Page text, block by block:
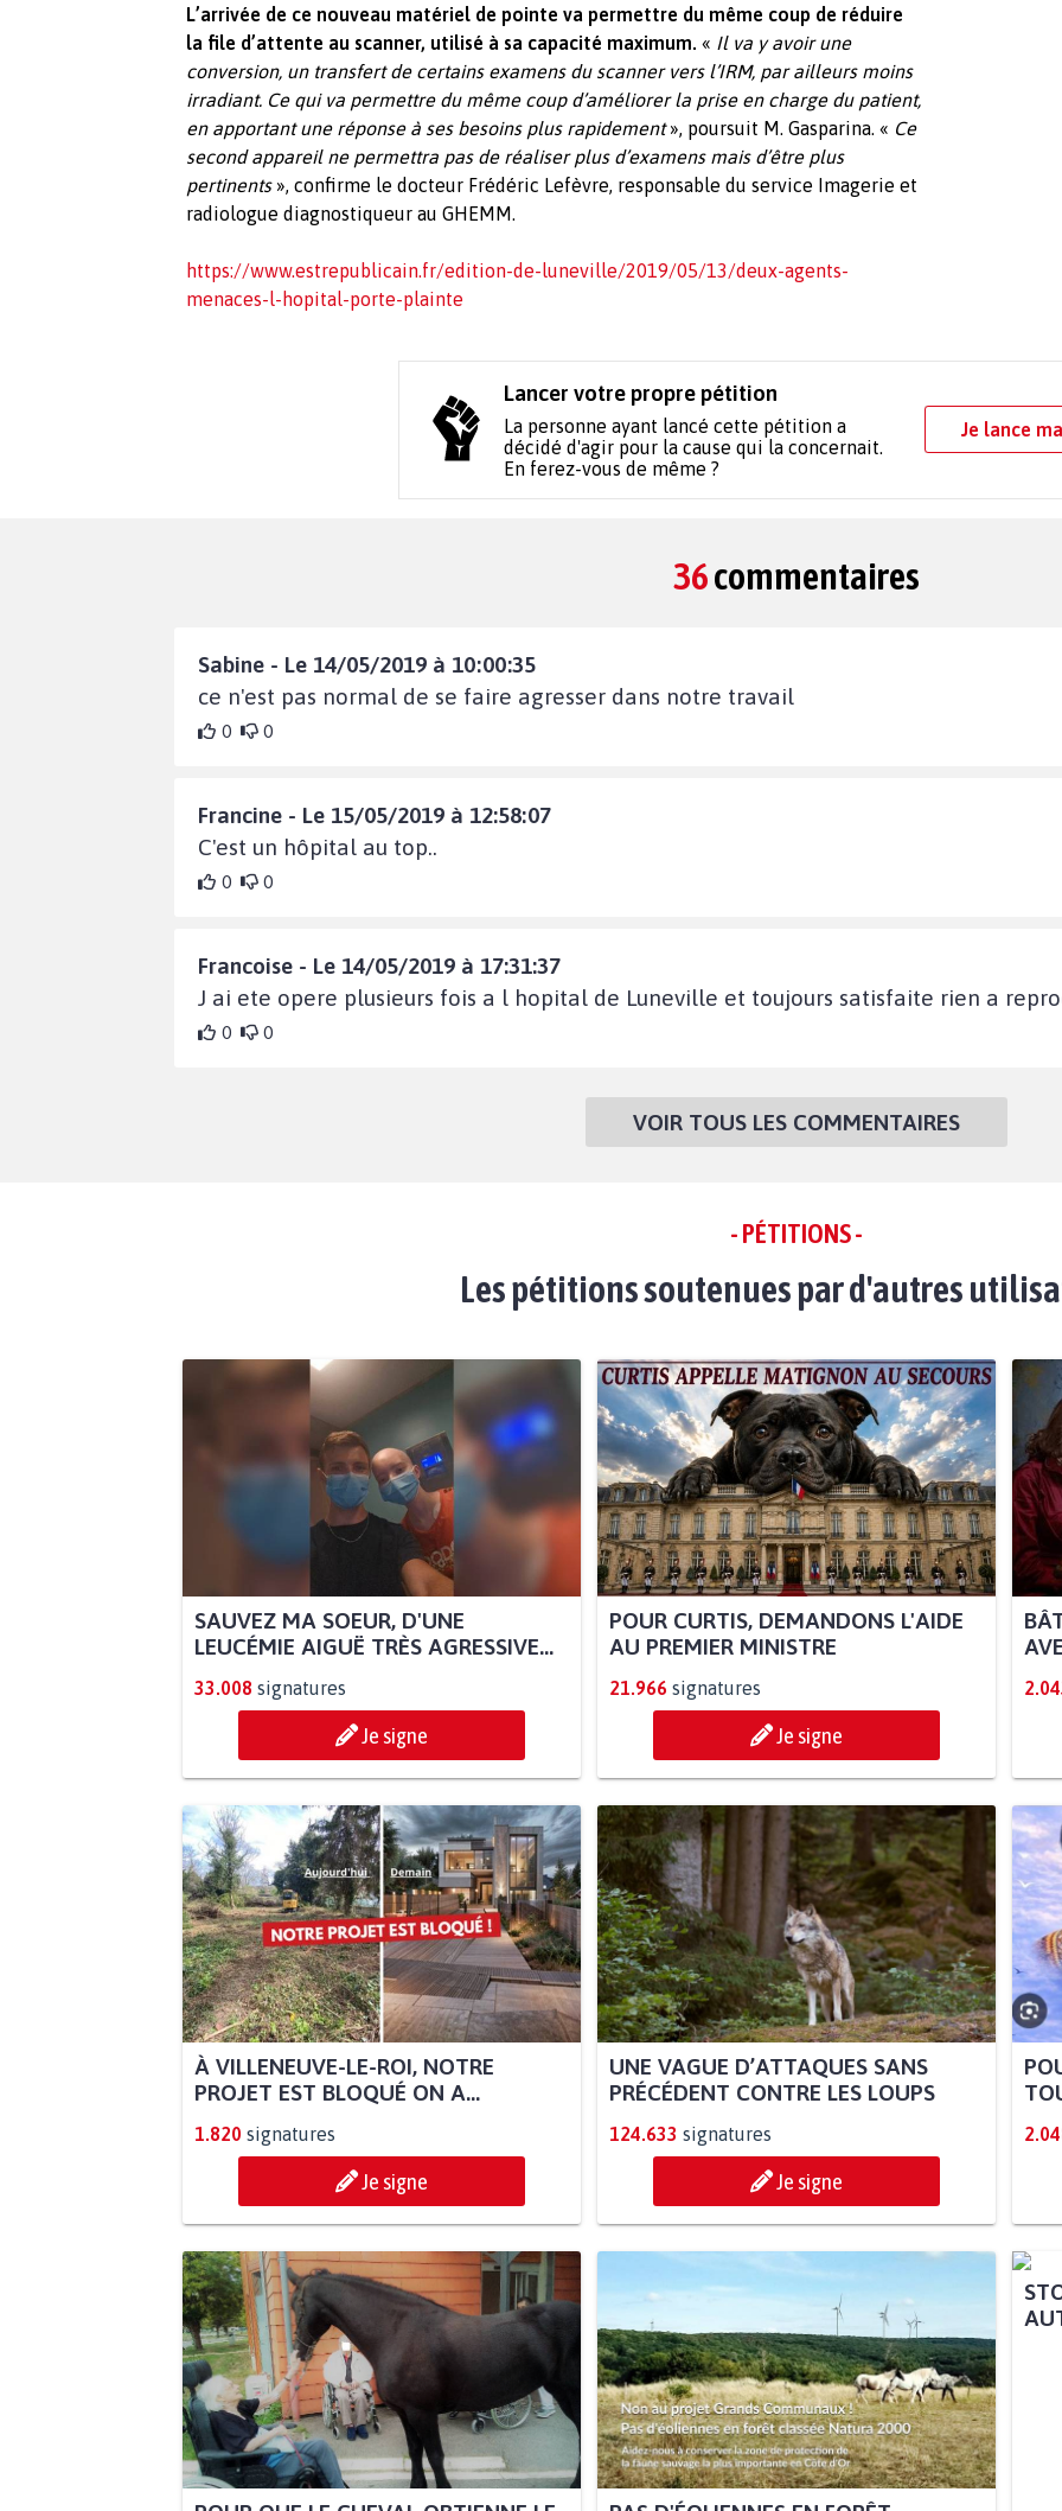
L’arrivée de ce nouveau matériel de pointe va permettre du même coup de réduire
la file d’attente au scanner, utilisé à sa capacité maximum. « Il va y avoir une
conversion, un transfert de certains examens du scanner vers l’IRM, par ailleurs moins
irradiant. Ce qui va permettre du même coup d’améliorer la prise en charge du patient,
en apportant une réponse à ses besoins plus rapidement», poursuit M. Gasparina. « Ce
second appareil ne permettra pas de réaliser plus d’examens mais d’être plus
pertinents », confirme le docteur Frédéric Lefèvre, responsable du service Imagerie et
radiologue diagnostiqueur au GHEMM.
https://www.estrepublicain.fr/edition-de-luneville/2019/05/13/deux-agents-
menaces-l-hopital-porte-plainte
Lancer votre propre pétition
La personne ayant lancé cette pétition a
décidé d'agir pour la cause qui la concernait.
En ferez-vous de même ?
Je lance
36commentaires
Sabine - Le 14/05/2019 à 10:00:35
ce n'est pas normal de se faire agresser dans notre travail
0 0
Francine - Le 15/05/2019 à 12:58:07
C'est un hôpital au top..
0 0
Francoise - Le 14/05/2019 à 17:31:37
J ai ete opere plusieurs fois a l hopital de Luneville et toujours satisfaite rien a
0 0
VOIR TOUS LES COMMENTAIRES
- PÉTITIONS -
Les pétitions soutenues par d'autres
SAUVEZ MA SOEUR, D'UNE
LEUCÉMIE AIGUË TRÈS AGRESSIVE...
33.008 signatures
Je signe
POUR CURTIS, DEMANDONS L'AIDE
AU PREMIER MINISTRE
21.966 signatures
Je signe
À VILLENEUVE-LE-ROI, NOTRE
PROJET EST BLOQUÉ ON A...
1.820 signatures
Je signe
UNE VAGUE D’ATTAQUES SANS
PRÉCÉDENT CONTRE LES LOUPS
124.633 signatures
Je signe